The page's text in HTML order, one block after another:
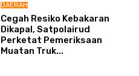
DAERAH
Cegah Resiko Kebakaran
Dikapal, Satpolairud
Perketat Pemeriksaan
Muatan Truk...